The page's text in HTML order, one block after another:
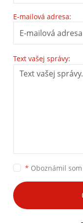
E-mailová adresa:
Text vašej správy:
* Oboznámil